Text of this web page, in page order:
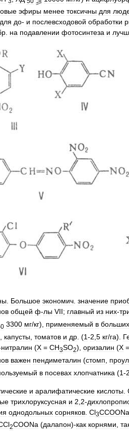
эфиры менее токсичны для
для до- и послевсходовой обработки
. на подавлении фотосинтеза и
. Большое экономич. значение
общей ф-лы VII; главный из них-
3300 мг/кг), применяемый в больших
капусты томатов и др . (1-2 5 кг/га).
нитралин (X = CH3SO2), оризалин (X =
важен пендиметалин (стомп проул
в посевах хлопчатника (1-2
и аралифатические кислоты
трихлоруксусная и 2 2-
однодольных сорняков Cl3CCOONa
2COONa (далапон)-как корнями,